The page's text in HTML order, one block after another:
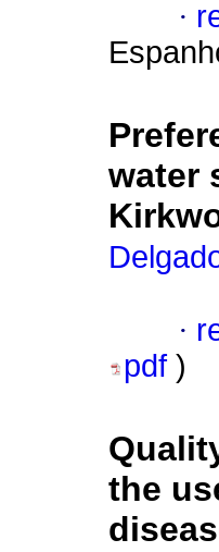
·
water
·
pdf )
the